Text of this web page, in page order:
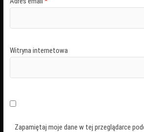
Witryna internetowa
Zapamiętaj moje dane w tej przeglądarce